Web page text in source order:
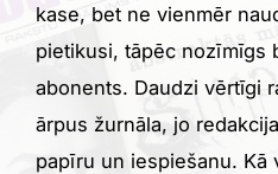
kase, bet ne vienmēr
pietikusi, tāpēc nozīmīgs
abonents. Daudzi vērtīgi
ārpus žurnāla, jo
papīru un iespiešanu. Kā